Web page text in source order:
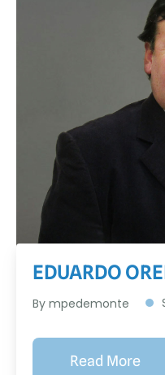
EDUARDO
By mpedemonte
Read More